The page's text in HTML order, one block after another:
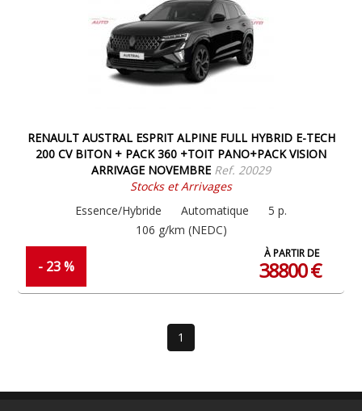
RENAULT AUSTRAL ESPRIT ALPINE FULL HYBRID E-TECH
200 CV BITON + PACK 360 +TOIT PANO+PACK VISION
ARRIVAGE NOVEMBRE Ref. 20029
Stocks et Arrivages
Essence/Hybride
Automatique
5 p.
106 g/km (NEDC)
- 23 %
À PARTIR DE
38800 €
1